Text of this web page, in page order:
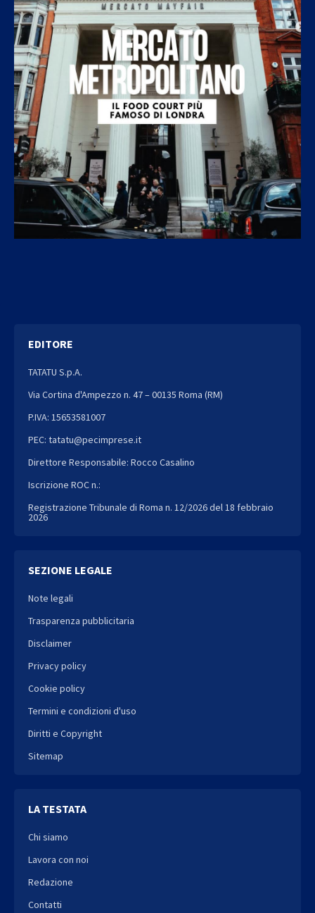
EDITORE
TATATU S.p.A.
Via Cortina d'Ampezzo n. 47 – 00135 Roma (RM)
P.IVA: 15653581007
PEC: tatatu@pecimprese.it
Direttore Responsabile: Rocco Casalino
Iscrizione ROC n.:
Registrazione Tribunale di Roma n. 12/2026 del 18 febbraio
2026
SEZIONE LEGALE
Note legali
Trasparenza pubblicitaria
Disclaimer
Privacy policy
Cookie policy
Termini e condizioni d'uso
Diritti e Copyright
Sitemap
LA TESTATA
Chi siamo
Lavora con noi
Redazione
Contatti